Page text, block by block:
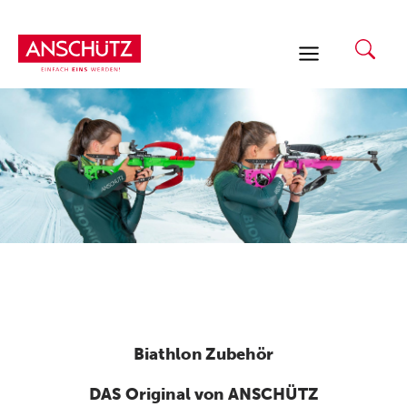
Inhalt
springen
Biathlon Zubehör
DAS Original von ANSCHÜTZ